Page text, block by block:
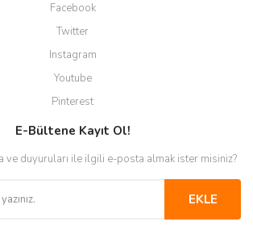
Facebook
Twitter
Instagram
Youtube
Pinterest
E-Bültene Kayıt Ol!
ve duyuruları ile ilgili e-posta almak ister misiniz?
EKLE